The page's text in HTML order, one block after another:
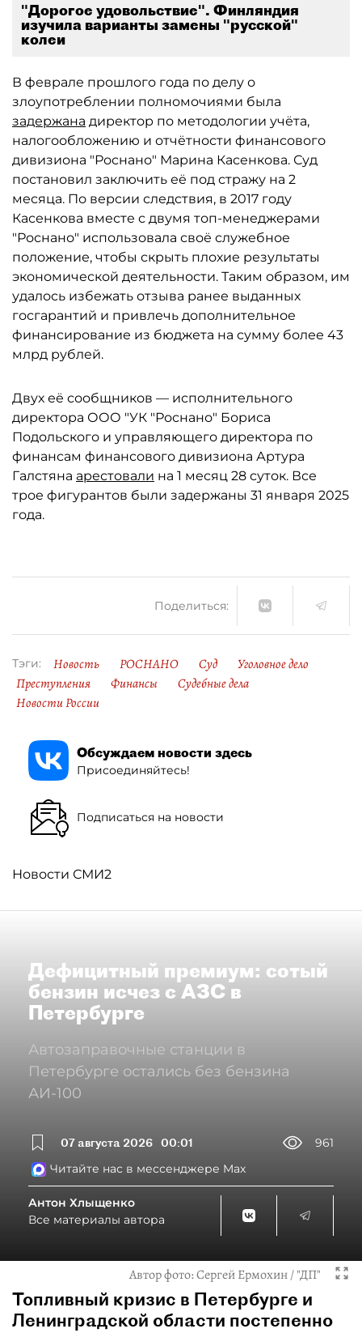
"Дорогое удовольствие". Финляндия
изучила варианты замены "русской"
колеи
В феврале прошлого года по делу о
злоупотреблении полномочиями была
задержана директор по методологии учёта,
налогообложению и отчётности финансового
дивизиона "Роснано" Марина Касенкова. Суд
постановил заключить её под стражу на 2
месяца. По версии следствия, в 2017 году
Касенкова вместе с двумя топ-менеджерами
"Роснано" использовала своё служебное
положение, чтобы скрыть плохие результаты
экономической деятельности. Таким образом, им
удалось избежать отзыва ранее выданных
госгарантий и привлечь дополнительное
финансирование из бюджета на сумму более 43
млрд рублей.
Двух её сообщников — исполнительного
директора ООО "УК "Роснано" Бориса
Подольского и управляющего директора по
финансам финансового дивизиона Артура
Галстяна арестовали на 1 месяц 28 суток. Все
трое фигурантов были задержаны 31 января 2025
года.
Поделиться:
Тэги: Новость РОСНАНО Суд
Уголовное дело
Преступления
Финансы
Судебные дела
Новости России
Обсуждаем новости здесь
Присоединяйтесь!
Подписаться на новости
Новости СМИ2
Дефицитный премиум: сотый
бензин исчез с АЗС в
Петербурге
Автозаправочные станции в
Петербурге остались без бензина
АИ-100
07 августа 2026 00:01
961
Читайте нас в мессенджере Max
Антон Хлыщенко
Все материалы автора
Автор фото:Сергей Ермохин / "ДП"
Топливный кризис в Петербурге и
Ленинградской области постепенно